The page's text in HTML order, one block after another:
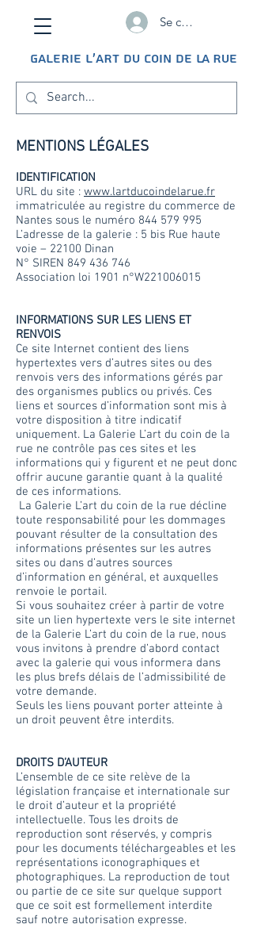
Se connecter
GALERIE L'ART DU COIN DE LA RUE
MENTIONS LÉGALES
IDENTIFICATION
URL du site : www.lartducoindelarue.fr
immatriculée au registre du commerce de
Nantes sous le numéro 844 579 995
L’adresse de la galerie : 5 bis Rue haute
voie – 22100 Dinan
N° SIREN 849 436 746
Association loi 1901 n°W221006015
INFORMATIONS SUR LES LIENS ET
RENVOIS
Ce site Internet contient des liens
hypertextes vers d’autres sites ou des
renvois vers des informations gérés par
des organismes publics ou privés. Ces
liens et sources d’information sont mis à
votre disposition à titre indicatif
uniquement. La Galerie L’art du coin de la
rue ne contrôle pas ces sites et les
informations qui y figurent et ne peut donc
offrir aucune garantie quant à la qualité
de ces informations.
La Galerie L’art du coin de la rue décline
toute responsabilité pour les dommages
pouvant résulter de la consultation des
informations présentes sur les autres
sites ou dans d’autres sources
d’information en général, et auxquelles
renvoie le portail.
Si vous souhaitez créer à partir de votre
site un lien hypertexte vers le site internet
de la Galerie L’art du coin de la rue, nous
vous invitons à prendre d’abord contact
avec la galerie qui vous informera dans
les plus brefs délais de l’admissibilité de
votre demande.
Seuls les liens pouvant porter atteinte à
un droit peuvent être interdits.
DROITS D’AUTEUR
L’ensemble de ce site relève de la
législation française et internationale sur
le droit d’auteur et la propriété
intellectuelle. Tous les droits de
reproduction sont réservés, y compris
pour les documents téléchargeables et les
représentations iconographiques et
photographiques. La reproduction de tout
ou partie de ce site sur quelque support
que ce soit est formellement interdite
sauf notre autorisation expresse.